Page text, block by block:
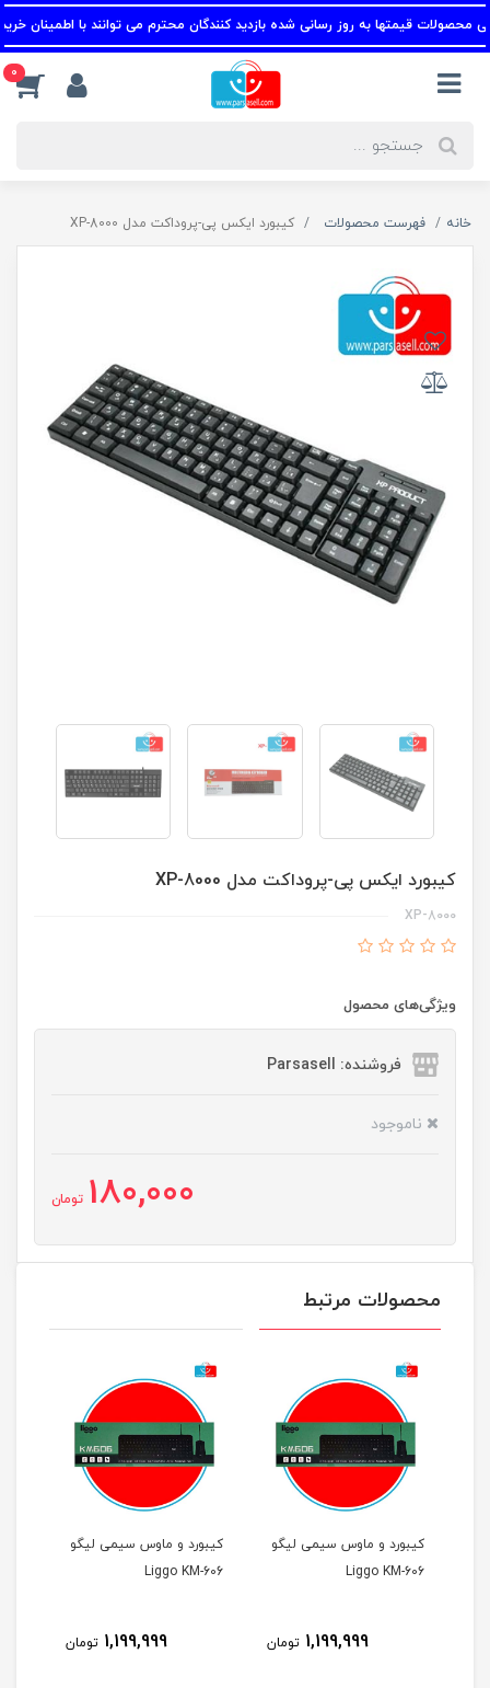
قیمتها به روز رسانی شده بازدید کنندگان محترم می توانند با اطمینان خرید
0
خانه فهرست محصولات کیبورد ایکس پی-پروداکت مدل XP-8000
کیبورد ایکس پی-پروداکت مدل XP-8000
XP-8000
ویژگی‌های محصول
فروشنده: Parsasell
ناموجود
180,000 تومان
محصولات مرتبط
کیبورد و ماوس سیمی لیگو
Liggo KM-606
1,199,999 تومان
کیبورد و ماوس سیمی لیگو
Liggo KM-606
1,199,999 تومان